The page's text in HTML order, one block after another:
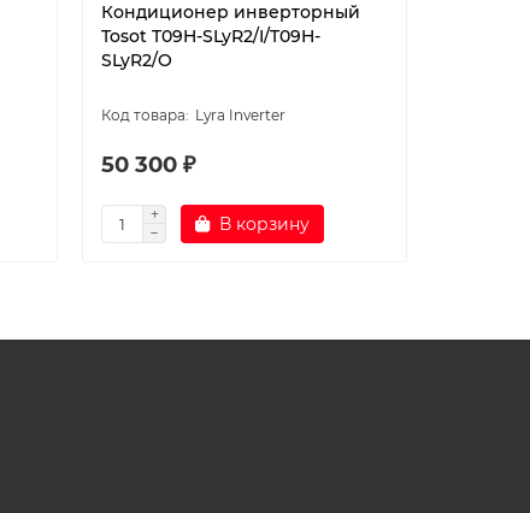
Кондиционер инверторный
Tosot T09H-SLyR2/I/T09H-
SLyR2/O
Lyra Inverter
50 300 ₽
В корзину